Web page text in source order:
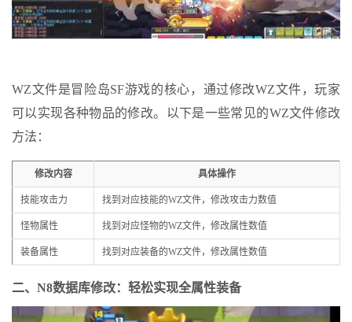
WZ文件是冒险岛SF游戏的核心，通过修改WZ文件，玩家
可以实现各种物品的修改。以下是一些常见的WZ文件修改
方法：
修改内容 具体操作
技能攻击力 找到对应技能的WZ文件，修改攻击力数值
怪物属性 找到对应怪物的WZ文件，修改属性数值
装备属性 找到对应装备的WZ文件，修改属性数值
二、N8数据库修改：轻松实现全属性装备